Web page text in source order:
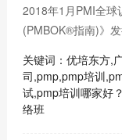
2018年1月PMI全球
(PMBOK®指南)》
关键词：优培东方,
司,pmp,pmp培训
试,pmp培训哪家好
络班